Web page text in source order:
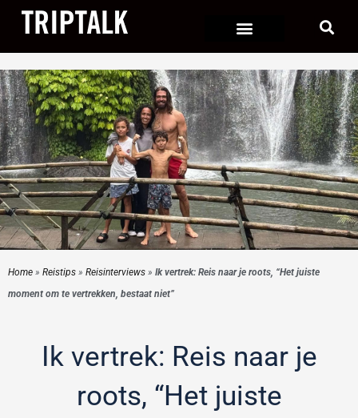
de
inhoud
Home » Reistips » Reisinterviews » Ik vertrek: Reis naar je roots, “Het juiste
moment om te vertrekken, bestaat niet”
Ik vertrek: Reis naar je
roots, “Het juiste